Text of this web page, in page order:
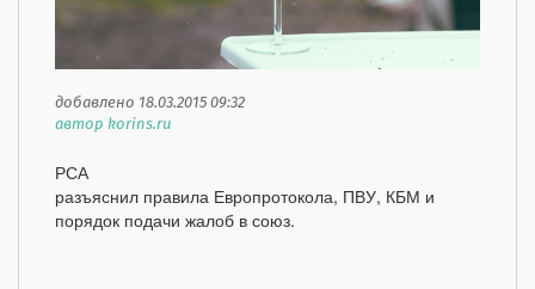
добавлено 18.03.2015 09:32
автор korins.ru
РСА
разъяснил правила Европротокола, ПВУ, КБМ и
порядок подачи жалоб в союз.